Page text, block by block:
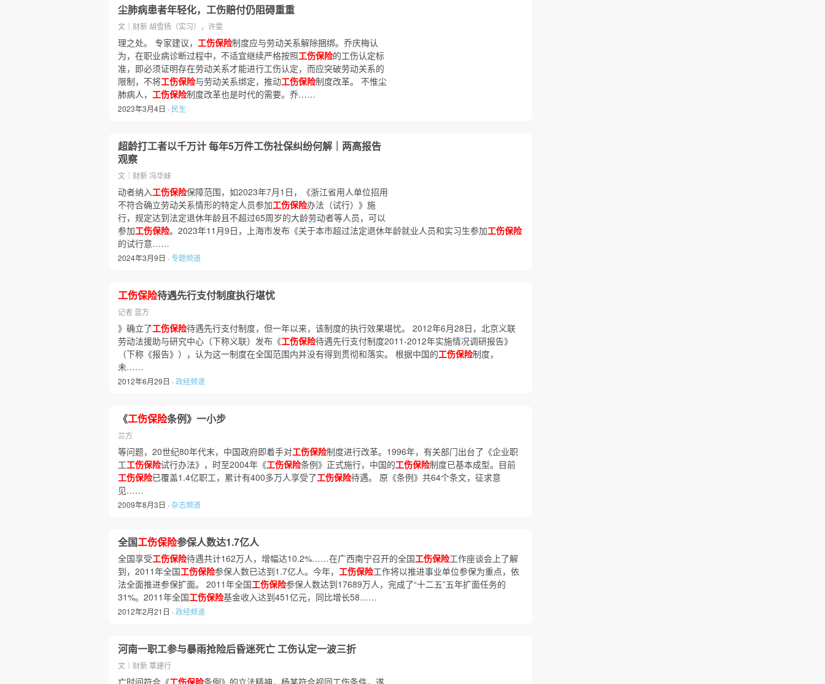
尘肺病患者年轻化，工伤赔付仍阻碍重重
文｜财新 胡雪扬（实习），许雯
理之处。 专家建议， 工伤保险制度应与劳动关系解除捆绑。乔庆梅认
为，在职业病诊断过程中，不适宜继续严格按照工伤保险的工伤认定标
准，即必须证明存在劳动关系才能进行工伤认定，而应突破劳动关系的
限制，不将工伤保险与劳动关系绑定，推动工伤保险制度改革。 不惟尘
肺病人， 工伤保险制度改革也是时代的需要。乔……
2023年3月4日 · 民生
超龄打工者以千万计 每年5万件工伤社保纠纷何解｜两高报告
观察
文｜财新 冯华妹
动者纳入工伤保险保障范围，如2023年7月1日，《浙江省用人单位招用
不符合确立劳动关系情形的特定人员参加工伤保险办法（试行）》施
行，规定达到法定退休年龄且不超过65周岁的大龄劳动者等人员，可以
参加工伤保险。2023年11月9日，上海市发布《关于本市超过法定退休年龄就业人员和实习生参加工伤保险
的试行意……
2024年3月9日 ·专题频道
工伤保险待遇先行支付制度执行堪忧
记者 蓝方
》确立了工伤保险待遇先行支付制度，但一年以来，该制度的执行效果堪忧。 2012年6月28日，北京义联
劳动法援助与研究中心（下称义联）发布《工伤保险待遇先行支付制度2011-2012年实施情况调研报告》
（下称《报告》），认为这一制度在全国范围内并没有得到贯彻和落实。 根据中国的工伤保险制度，
未……
2012年6月29日 ·政经频道
《工伤保险条例》一小步
兰方
等问题，20世纪80年代末，中国政府即着手对工伤保险制度进行改革。1996年，有关部门出台了《企业职
工工伤保险试行办法》，时至2004年《工伤保险条例》正式施行，中国的工伤保险制度已基本成型。目前
工伤保险已覆盖1.4亿职工，累计有400多万人享受了工伤保险待遇。 原《条例》共64个条文，征求意
见……
2009年8月3日 ·杂志频道
全国工伤保险参保人数达1.7亿人
全国享受工伤保险待遇共计162万人，增幅达10.2%……在广西南宁召开的全国工伤保险工作座谈会上了解
到，2011年全国工伤保险参保人数已达到1.7亿人。今年， 工伤保险工作将以推进事业单位参保为重点，依
法全面推进参保扩面。 2011年全国工伤保险参保人数达到17689万人，完成了“十二五”五年扩面任务的
31%。2011年全国工伤保险基金收入达到451亿元，同比增长58……
2012年2月21日 ·政经频道
河南一职工参与暴雨抢险后昏迷死亡 工伤认定一波三折
文｜财新 覃建行
亡时间符合《工伤保险条例》的立法精神，杨某符合视同工伤条件，遂